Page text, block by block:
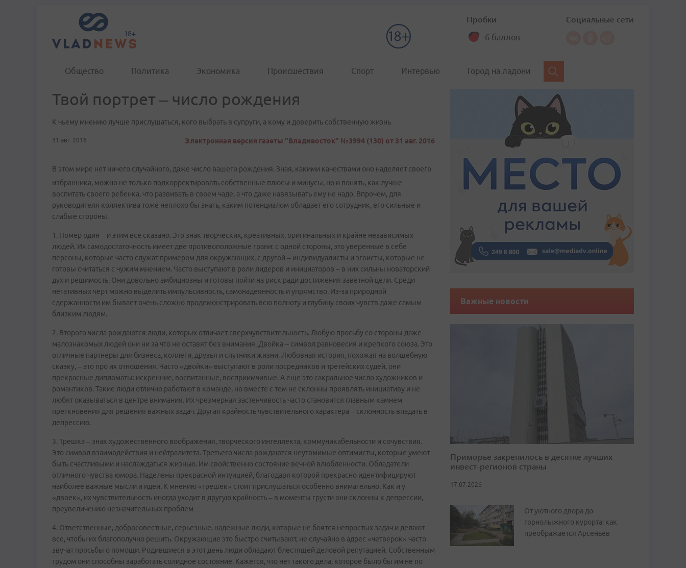
Пробки
6 баллов
Социальные сети
Общество Политика Экономика Происшествия Спорт Интервью Город на ладони
Твой портрет – число рождения
К чьему мнению лучше прислушаться, кого выбрать в супруги, а кому и доверить собственную жизнь
31 авг. 2016 Электронная версия газеты "Владивосток" №3994 (130) от 31 авг. 2016
В этом мире нет ничего случайного, даже число вашего рождения. Зная, какими качествами оно наделяет своего
избранника, можно не только подкорректировать собственные плюсы и минусы, но и понять, как лучше
воспитать своего ребенка, что развивать в своем чаде, а что даже навязывать ему не надо. Впрочем, для
руководителя коллектива тоже неплохо бы знать, каким потенциалом обладает его сотрудник, его сильные и
слабые стороны.
1. Номер один – и этим все сказано. Это знак творческих, креативных, оригинальных и крайне независимых
людей. Их самодостаточность имеет две противоположные грани: с одной стороны, это уверенные в себе
персоны, которые часто служат примером для окружающих, с другой – индивидуалисты и эгоисты, которые не
готовы считаться с чужим мнением. Часто выступают в роли лидеров и инициаторов – в них сильны новаторский
дух и решимость. Они довольно амбициозны и готовы пойти на риск ради достижения заветной цели. Среди
негативных черт можно выделить импульсивность, самонадеянность и упрямство. Из-за природной
сдержанности им бывает очень сложно продемонстрировать всю полноту и глубину своих чувств даже самым
близким людям.
2. Второго числа рождаются люди, которых отличает сверхчувствительность. Любую просьбу со стороны даже
малознакомых людей они ни за что не оставят без внимания. Двойка – символ равновесия и крепкого союза. Это
отличные партнеры для бизнеса, коллеги, друзья и спутники жизни. Любовная история, похожая на волшебную
сказку, – это про их отношения. Часто «двойки» выступают в роли посредников и третейских судей, они
прекрасные дипломаты: искренние, воспитанные, восприимчивые. А еще это сакральное число художников и
романтиков. Такие люди отлично работают в команде, но вместе с тем не склонны проявлять инициативу и не
любят оказываться в центре внимания. Их чрезмерная застенчивость часто становится главным камнем
преткновения для решения важных задач. Другая крайность чувствительного характера – склонность впадать в
депрессию.
3. Трешка – знак художественного воображения, творческого интеллекта, коммуникабельности и сочувствия.
Это символ взаимодействия и нейтралитета. Третьего числа рождаются неутомимые оптимисты, которые умеют
быть счастливыми и наслаждаться жизнью. Им свойственно состояние вечной влюбленности. Обладатели
отличного чувства юмора. Наделены прекрасной интуицией, благодаря которой прекрасно идентифицируют
наиболее важные мысли и идеи. К мнению «трешек» стоит прислушаться особенно внимательно. Как и у
«двоек», их чувствительность иногда уходит в другую крайность – в моменты грусти они склонны к депрессии,
преувеличению незначительных проблем…
4. Ответственные, добросовестные, серьезные, надежные люди, которые не боятся непростых задач и делают
все, чтобы их благополучно решить. Окружающие это быстро считывают, не случайно в адрес «четверок» часто
звучат просьбы о помощи. Родившиеся в этот день люди обладают блестящей деловой репутацией. Собственным
трудом они способны заработать солидное состояние. Кажется, что нет такого дела, которое было бы им не по
Важные новости
Приморье закрепилось в десятке лучших
инвест-регионов страны
17.07.2026
От уютного двора до
горнолыжного курорта: как
преображается Арсеньев